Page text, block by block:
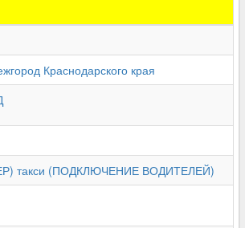
Краснодарского края
такси (ПОДКЛЮЧЕНИЕ ВОДИТЕЛЕЙ)